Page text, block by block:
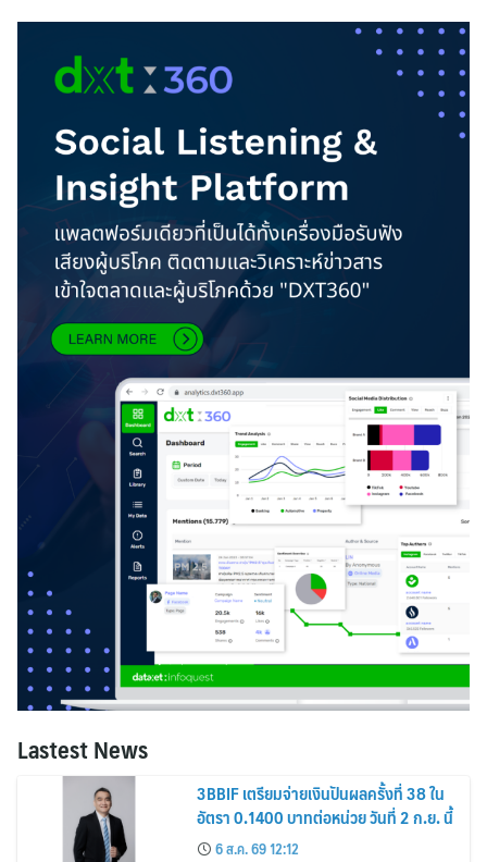
Lastest News
3BBIF เตรียมจ่ายเงินปันผลครั้งที่ 38 ใน
อัตรา 0.1400 บาทต่อหน่วย วันที่ 2 ก.ย. นี้
6 ส.ค. 69 12:12